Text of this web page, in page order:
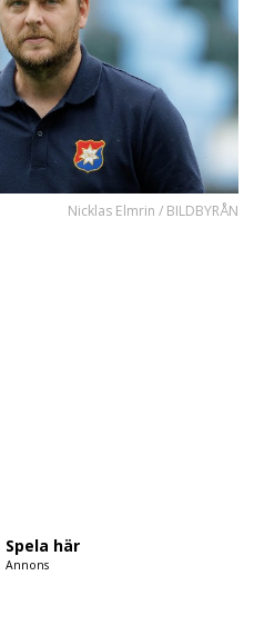
Nicklas Elmrin / BILDBYRÅN
Spela här
Annons